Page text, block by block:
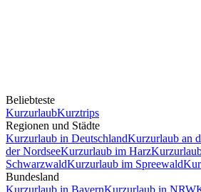
Beliebteste
KurzurlaubKurztrips
Regionen und Städte
Kurzurlaub in DeutschlandKurzurlaub an
der NordseeKurzurlaub im Harz
SchwarzwaldKurzurlaub im Spreewald
Bundesland
Kurzurlaub in BayernKurzurlaub in NRW